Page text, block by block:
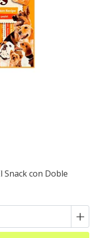
Snack con Doble
+